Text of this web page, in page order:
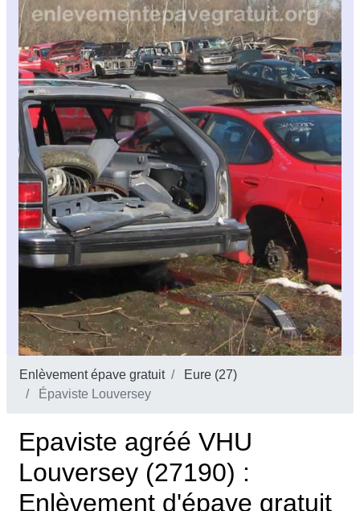
Enlèvement épave gratuit
Eure (27)
Épaviste Louversey
Epaviste agréé VHU
Louversey (27190) :
Enlèvement d'épave gratuit